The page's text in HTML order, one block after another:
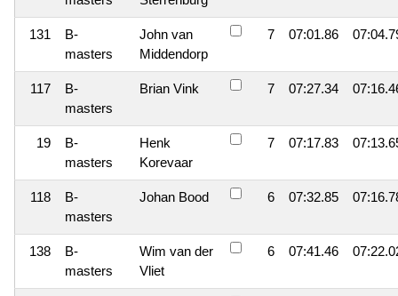
131
B-
masters
John van
Middendorp
7 07:01.86
117
B-
masters
Brian Vink 7 07:27.34
19
B-
masters
Henk
Korevaar
7 07:17.83
118
B-
masters
Johan Bood 6 07:32.85
138
B-
masters
Wim van der
Vliet
6 07:41.46